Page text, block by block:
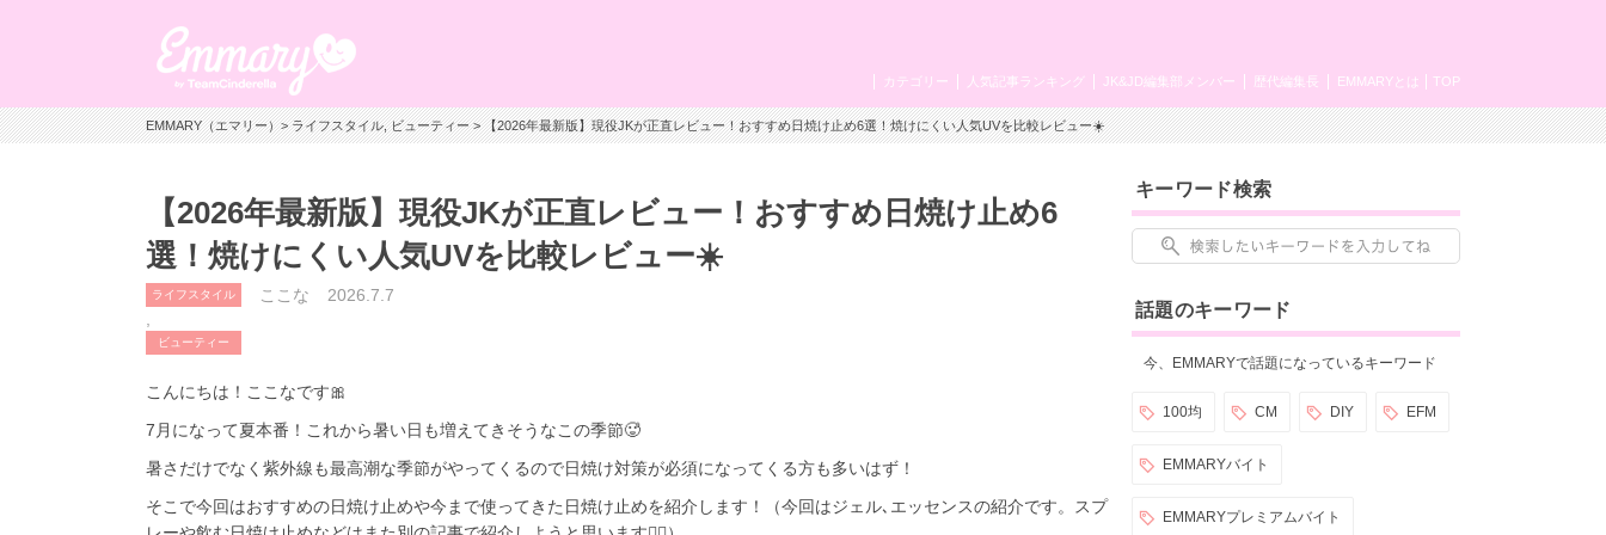
TOP
EMMARYとは
歴代編集長
JK&JD編集部メンバー
人気記事ランキング
カテゴリー
EMMARY（エマリー）>ライフスタイル,ビューティー> 【2026年最新版】現役JKが正直レビュー！おすすめ日焼け止め6選！焼けにくい人気UVを比較レビュー☀️
【2026年最新版】現役JKが正直レビュー！おすすめ日焼け止め6
選！焼けにくい人気UVを比較レビュー☀️
ライフスタイル
ビューティー
ここな 2026.7.7
こんにちは！ここなです🎀
7月になって夏本番！これから暑い日も増えてきそうなこの季節🥵
暑さだけでなく紫外線も最高潮な季節がやってくるので日焼け対策が必須になってくる方も多いはず！
そこで今回はおすすめの日焼け止めや今まで使ってきた日焼け止めを紹介します！（今回はジェル､エッセンスの紹介です。スプ
キーワード検索
話題のキーワード
今、EMMARYで話題になっているキーワード
100均 CM DIY EFM
EMMARYバイト
EMMARYプレミアムバイト